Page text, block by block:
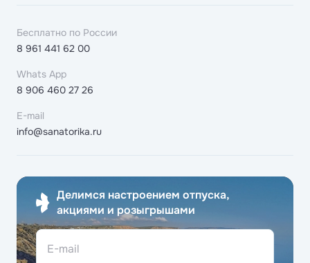
Бесплатно по России
8 961 441 62 00
Whats App
8 906 460 27 26
E-mail
info@sanatorika.ru
Делимся настроением отпуска,
акциями и розыгрышами
E-mail